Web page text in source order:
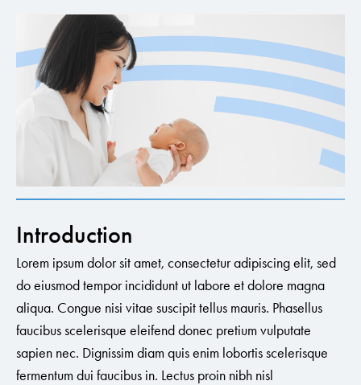
Introduction
Lorem ipsum dolor sit amet, consectetur adipiscing elit, sed
do eiusmod tempor incididunt ut labore et dolore magna
aliqua. Congue nisi vitae suscipit tellus mauris. Phasellus
faucibus scelerisque eleifend donec pretium vulputate
sapien nec. Dignissim diam quis enim lobortis scelerisque
fermentum dui faucibus in. Lectus proin nibh nisl